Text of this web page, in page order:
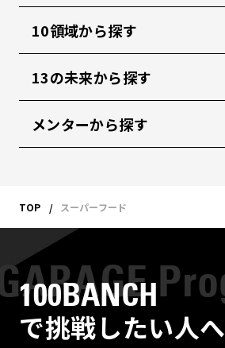
10領域から探す
13の未来から探す
メンターから探す
TOP スーパーフード
100BANCH
で挑戦したい人へ